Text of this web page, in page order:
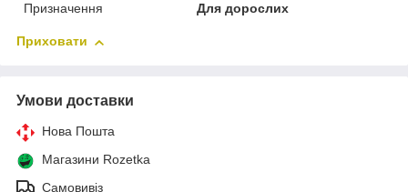
Призначення
Для дорослих
Приховати
Умови доставки
Нова Пошта
Магазини Rozetka
Самовивіз